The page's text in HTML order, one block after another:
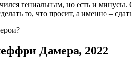
гениальным, но есть и минусы.
то, что просит, а именно –
Дамера, 2022